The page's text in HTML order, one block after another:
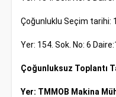
Çoğunluklu Seçim tarihi:
Yer: 154. Sok. No: 6
Çoğunluksuz Toplantı
Yer: TMMOB Makina